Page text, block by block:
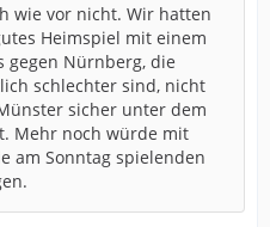
wie vor nicht. Wir hatten
Heimspiel mit einem
gegen Nürnberg, die
schlechter sind, nicht
sicher unter dem
Mehr noch würde mit
am Sonntag spielenden